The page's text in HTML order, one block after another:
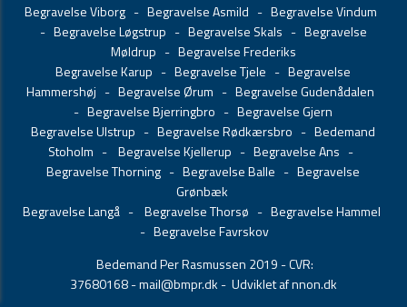
Begravelse Viborg- Begravelse Asmild - Begravelse Vindum
- Begravelse Løgstrup - Begravelse Skals - Begravelse
Møldrup - Begravelse Frederiks
Begravelse Karup -Begravelse Tjele -Begravelse
Hammershøj -Begravelse Ørum -Begravelse Gudenådalen
-Begravelse Bjerringbro -Begravelse Gjern
Begravelse Ulstrup -Begravelse Rødkærsbro -Bedemand
Stoholm - Begravelse Kjellerup - Begravelse Ans -
Begravelse Thorning -Begravelse Balle -Begravelse
Grønbæk
Begravelse Langå -Begravelse Thorsø -Begravelse Hammel
-Begravelse Favrskov
Bedemand Per Rasmussen 2019 - CVR:
37680168 -mail@bmpr.dk - Udviklet af nnon.dk